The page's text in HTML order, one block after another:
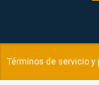
Términos de servicio y